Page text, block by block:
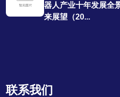
器人产业十年发展全
来展望（20...
联系我们